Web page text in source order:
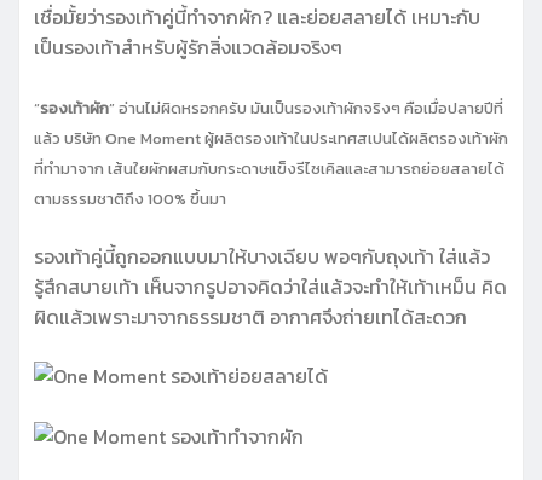
เชื่อมั้ยว่ารองเท้าคู่นี้ทำจากผัก? และย่อยสลายได้ เหมาะกับ
เป็นรองเท้าสำหรับผู้รักสิ่งแวดล้อมจริงๆ
“รองเท้าผัก” อ่านไม่ผิดหรอกครับ มันเป็นรองเท้าผักจริงๆ คือเมื่อปลายปีที่
แล้ว บริษัท One Moment ผู้ผลิตรองเท้าในประเทศสเปนได้ผลิตรองเท้าผัก
ที่ทำมาจาก เส้นใยผักผสมกับกระดาษแข็งรีไซเคิลและสามารถย่อยสลายได้
ตามธรรมชาติถึง 100% ขึ้นมา
รองเท้าคู่นี้ถูกออกแบบมาให้บางเฉียบ พอๆกับถุงเท้า ใส่แล้ว
รู้สึกสบายเท้า เห็นจากรูปอาจคิดว่าใส่แล้วจะทำให้เท้าเหม็น คิด
ผิดแล้วเพราะมาจากธรรมชาติ อากาศจึงถ่ายเทได้สะดวก